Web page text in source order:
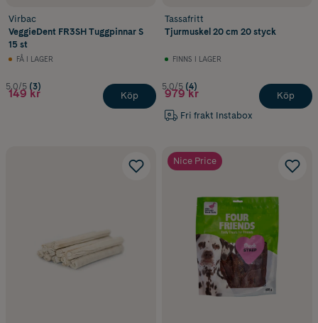
Virbac
VeggieDent FR3SH Tuggpinnar S
15 st
FÅ I LAGER
5.0/5 (3)
149 kr Köp
Tassafritt
Tjurmuskel 20 cm 20 styck
FINNS I LAGER
5.0/5 (4)
979 kr
Fri frakt Instabox
Köp
Nice Price